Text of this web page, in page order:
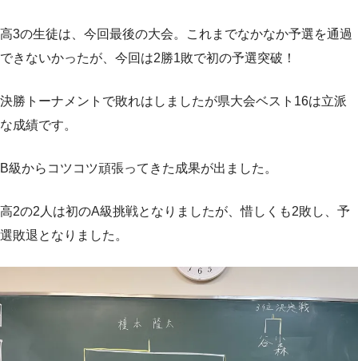
高3の生徒は、今回最後の大会。これまでなかなか予選を通過
できないかったが、今回は2勝1敗で初の予選突破！
決勝トーナメントで敗れはしましたが県大会ベスト16は立派
な成績です。
B級からコツコツ頑張ってきた成果が出ました。
高2の2人は初のA級挑戦となりましたが、惜しくも2敗し、予
選敗退となりました。